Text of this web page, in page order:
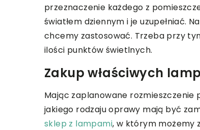
przeznaczenie każdego z
światłem dziennym i je uzupełniać.
chcemy zastosować. Trzeba przy
ilości punktów świetlnych.
Zakup właściwych lamp
Mając zaplanowane
jakiego rodzaju oprawy mają być
sklep z lampami, w którym możemy